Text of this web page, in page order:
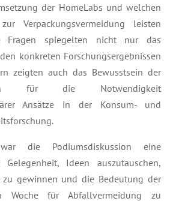
der HomeLabs und welchen
Verpackungsvermeidung leisten
Fragen spiegelten nicht nur das
konkreten Forschungsergebnissen
zeigten auch das Bewusstsein der
für die Notwendigkeit
Ansätze in der Konsum- und
die Podiumsdiskussion eine
Gelegenheit, Ideen auszutauschen,
zu gewinnen und die Bedeutung der
Woche für Abfallvermeidung zu